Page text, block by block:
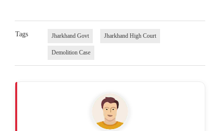
Tags Jharkhand Govt Jharkhand High Court
Demolition Case